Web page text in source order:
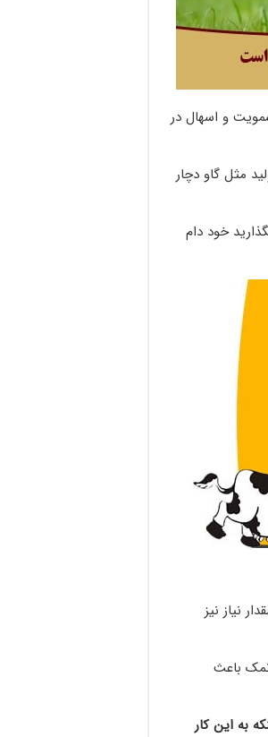
و اسهال در
مثل گاو دچار
خود دام
نیاز نیز
نمک باعث
به این کار